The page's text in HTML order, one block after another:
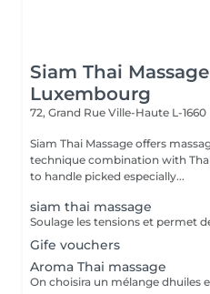
Siam Thai Massage
Luxembourg
72, Grand Rue Ville-Haute L-1660
Siam Thai Massage offers
technique combination with
to handle picked especially...
siam thai massage
Gife vouchers
Aroma Thai massage